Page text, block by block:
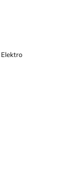
Elektro